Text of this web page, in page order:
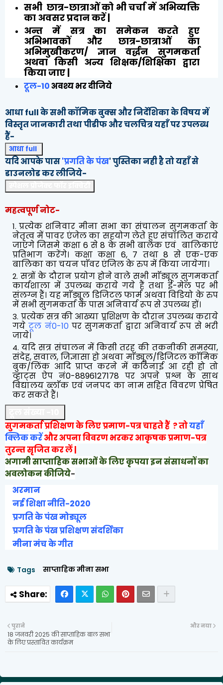
सभी छात्र-छात्राओं को भी चर्चा में अभिव्यक्ति
का अवसर प्रदान करें |
अन्त में सत्र का समेकन करते हुए
अभिभावकों और छात्र-छात्राओं का
अभिमुखीकरण/ ज्ञान वर्द्धन सुगमकर्ता
अथवा किसी अन्य शिक्षक/शिक्षिका द्वारा
किया जाए |
टूल-10अवश्य भर दीजिये
आधा full के सभी कॉमिक बुक्स और निर्देशिका के विषय में
विस्तृत जानकारी तथा पीडीफ और चलचित्र यहाँ पर उपलब्ध
हैं-
आधा full
यदि आपके पास'प्रगति के पंख' पुस्तिका नही है तो यहाँ से
डाउनलोड कर लीजिये-
महत्वपूर्ण नोट-
प्रत्येक शनिवार मीना सभा का संचालन सुगमकर्ता के
नेतृत्व में पावर एंजेल का सहयोग लेते हुए संचालित कराये
जाएंगे जिसमे कक्षा 6 से 8 के सभी बालक एवं बालिकाएं
प्रतिभाग करेंगे। कक्षा कक्षा 6, 7 तथा 8 से एक-एक
बालिका का चयन पाॅवर एंजिल के रुप में किया जायेगा।
सत्रों के दौरान प्रयोग होने वाले सभी माॅड्यूल सुगमकर्ता
कार्यशाला में उपलब्ध कराये गये हैं तथा ई-मेल पर भी
संलग्न हैं। यह माॅड्यूल डिजिटल फार्म अथवा विडियो के रुप
में सभी सुगमकर्ता के पास अनिवार्य रूप से उपलब्ध हों।
प्रत्येक सत्र की आख्या प्र्रशिक्षण के दौरान उपलब्ध कराये
गयेटूल नं0-10पर सुगमकर्ता द्वारा अनिवार्य रूप से भरी
जाये।
यदि सत्र संचालन में किसी तरह की तकनीकी समस्या,
संदेह, सवाल, जिज्ञासा हो अथवा माॅड्यूल/डिजिटल काॅमिक
बुक/लिंक आदि प्राप्त करने में कठिनाई आ रही हो तो
व्हाट्स ऐप नं0-8896127178 पर अपने प्रश्न के साथ
विद्यालय ब्लाॅक एवं जनपद का नाम सहित विवरण प्रेषित
कर सकते हैं।
सुगमकर्ता प्रशिक्षण के लिए प्रमाण-पत्र चाहते हैं ? तोयहाँ
क्लिक करेंऔर अपना विवरण भरकर आकृषक प्रमाण-पत्र
तुरन्त सृजित कर लें |
अगामी साप्ताहिक सभाओं के लिए कृपया इन संसाधनों का
अवलोकन कीजिये-
अरमान
नई शिक्षा नीति-2020
प्रगति के पंख मोड्यूल
प्रगति के पंख प्रशिक्षण संदर्शिका
मीना मंच के गीत
Tags साप्ताहिक मीना सभा
और नया
पुराने
18 जनवरी 2025 की साप्ताहिक बाल सभा
के लिए प्रस्तावित कार्यक्रम